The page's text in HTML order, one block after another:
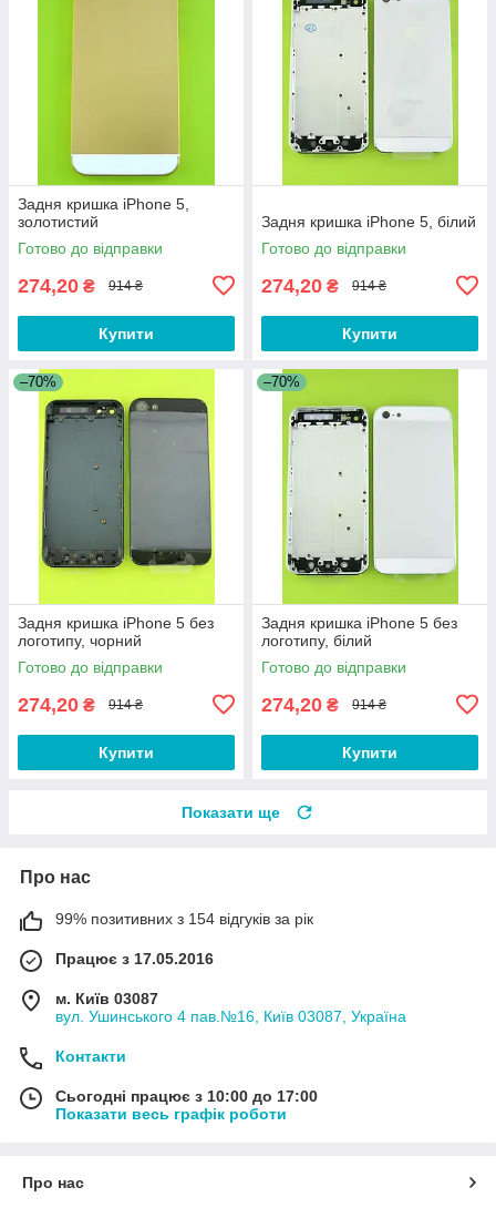
Задня кришка iPhone 5,
золотистий
Готово до відправки
274,20 ₴ 914 ₴
Купити
Задня кришка iPhone 5, білий
Готово до відправки
274,20 ₴ 914 ₴
Купити
–70%
Задня кришка iPhone 5 без
логотипу, чорний
Готово до відправки
274,20 ₴ 914 ₴
Купити
–70%
Задня кришка iPhone 5 без
логотипу, білий
Готово до відправки
274,20 ₴ 914 ₴
Купити
Показати ще
Про нас
99% позитивних з 154 відгуків за рік
Працює з 17.05.2016
м. Київ 03087
вул. Ушинського 4 пав.№16, Київ 03087, Україна
Контакти
Сьогодні працює з 10:00 до 17:00
Показати весь графік роботи
Про нас